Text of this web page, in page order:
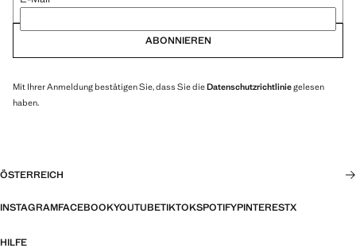
ABONNIEREN
Mit Ihrer Anmeldung bestätigen Sie, dass Sie dieDatenschutzrichtliniegelesen
haben.
ÖSTERREICH
INSTAGRAMFACEBOOKYOUTUBETIKTOKSPOTIFYPINTERESTX
HILFE